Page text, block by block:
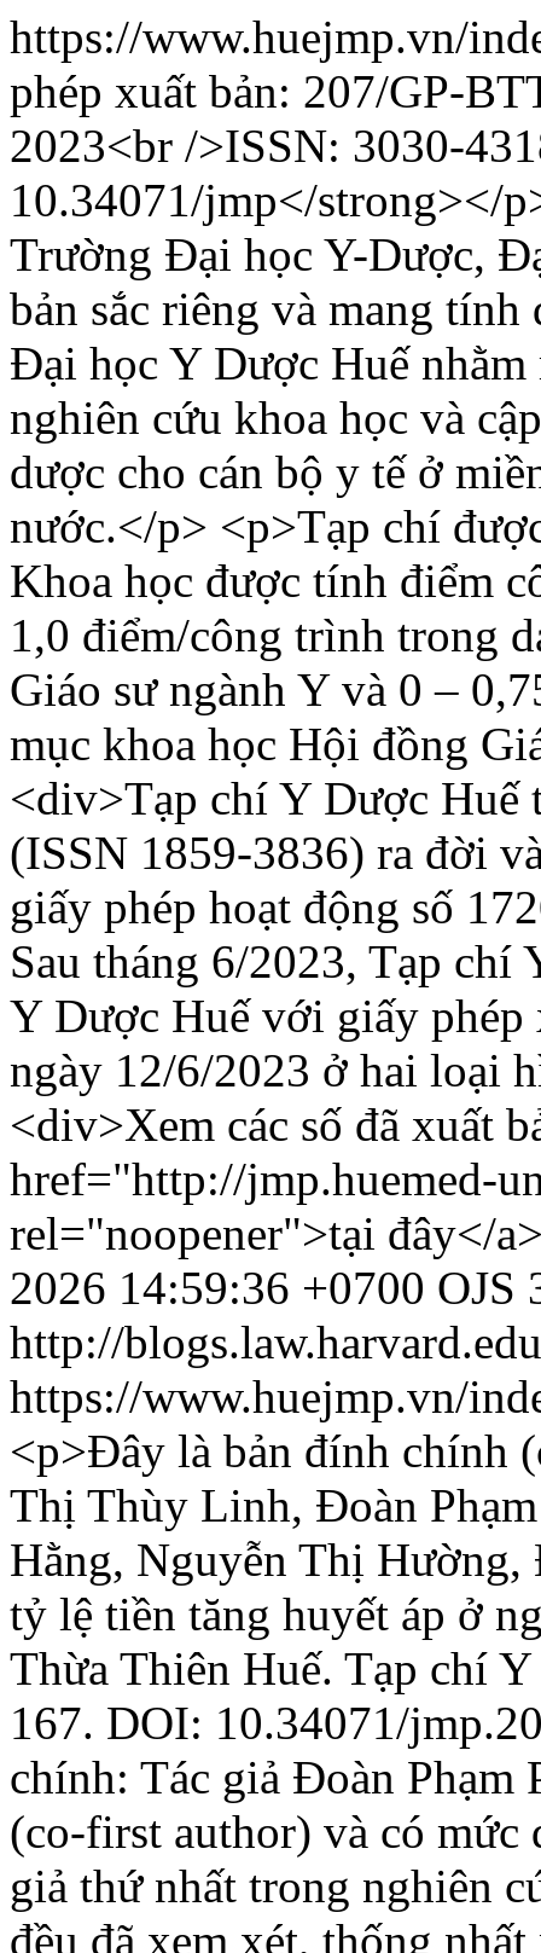
https://www.huejmp.vn/
phép xuất bản: 207/GP-
2023<br />ISSN: 3030-
10.34071/jmp</strong></
Trường Đại học Y-Dược,
bản sắc riêng và mang
Đại học Y Dược Huế nhằm
nghiên cứu khoa học và
dược cho cán bộ y tế ở
nước.</p> <p>Tạp chí
Khoa học được tính điểm
1,0 điểm/công trình trong
Giáo sư ngành Y và 0 –
mục khoa học Hội đồng
<div>Tạp chí Y Dược Huế
(ISSN 1859-3836) ra đời
giấy phép hoạt động số
Sau tháng 6/2023, Tạp chí
Y Dược Huế với giấy
ngày 12/6/2023 ở hai loại
<div>Xem các số đã xuất
href="http://jmp.huemed-
rel="noopener">tại đây</
2026 14:59:36 +0700 OJS
http://
https://www.huejmp.vn/
<p>Đây là bản đính chính
Thị Thùy Linh, Đoàn
Hằng, Nguyễn Thị
tỷ lệ tiền tăng huyết áp ở
Thừa Thiên Huế. Tạp chí
167. DOI: 10.34071/
chính: Tác giả Đoàn Phạm
(co-first author) và có
giả thứ nhất trong nghiên
đều đã xem xét, thống